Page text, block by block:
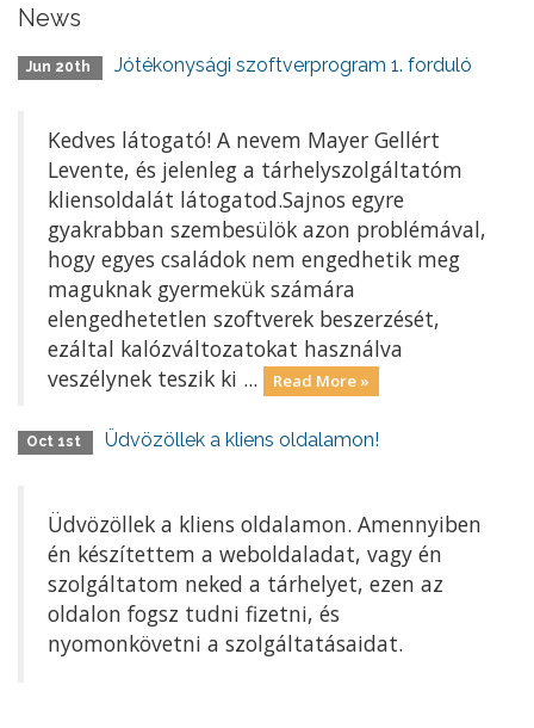
News
Jun 20th Jótékonysági szoftverprogram 1. forduló
Kedves látogató! A nevem Mayer Gellért
Levente, és jelenleg a tárhelyszolgáltatóm
kliensoldalát látogatod.Sajnos egyre
gyakrabban szembesülök azon problémával,
hogy egyes családok nem engedhetik meg
maguknak gyermekük számára
elengedhetetlen szoftverek beszerzését,
ezáltal kalózváltozatokat használva
veszélynek teszik ki ...
Read More »
Oct 1st Üdvözöllek a kliens oldalamon!
Üdvözöllek a kliens oldalamon. Amennyiben
én készítettem a weboldaladat, vagy én
szolgáltatom neked a tárhelyet, ezen az
oldalon fogsz tudni fizetni, és
nyomonkövetni a szolgáltatásaidat.